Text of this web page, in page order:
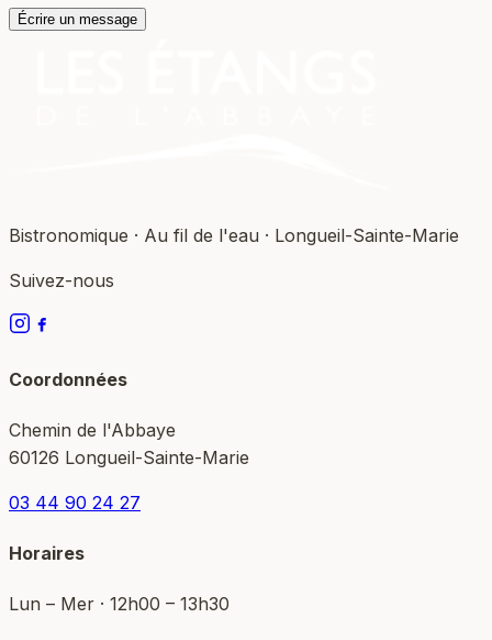
Écrire un message
Bistronomique · Au fil de l'eau · Longueil-Sainte-Marie
Suivez-nous
Coordonnées
Chemin de l'Abbaye
60126 Longueil-Sainte-Marie
03 44 90 24 27
Horaires
Lun – Mer · 12h00 – 13h30